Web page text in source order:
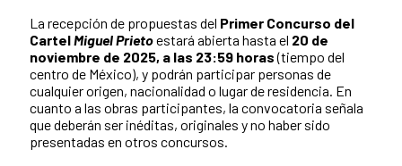
La recepción de propuestas del Primer Concurso del
CartelMiguel Prietoestará abierta hasta el 20 de
noviembre de 2025, a las 23:59 horas(tiempo del
centro de México), y podrán participar personas de
cualquier origen, nacionalidad o lugar de residencia. En
cuanto a las obras participantes, la convocatoria señala
que deberán ser inéditas, originales y no haber sido
presentadas en otros concursos.